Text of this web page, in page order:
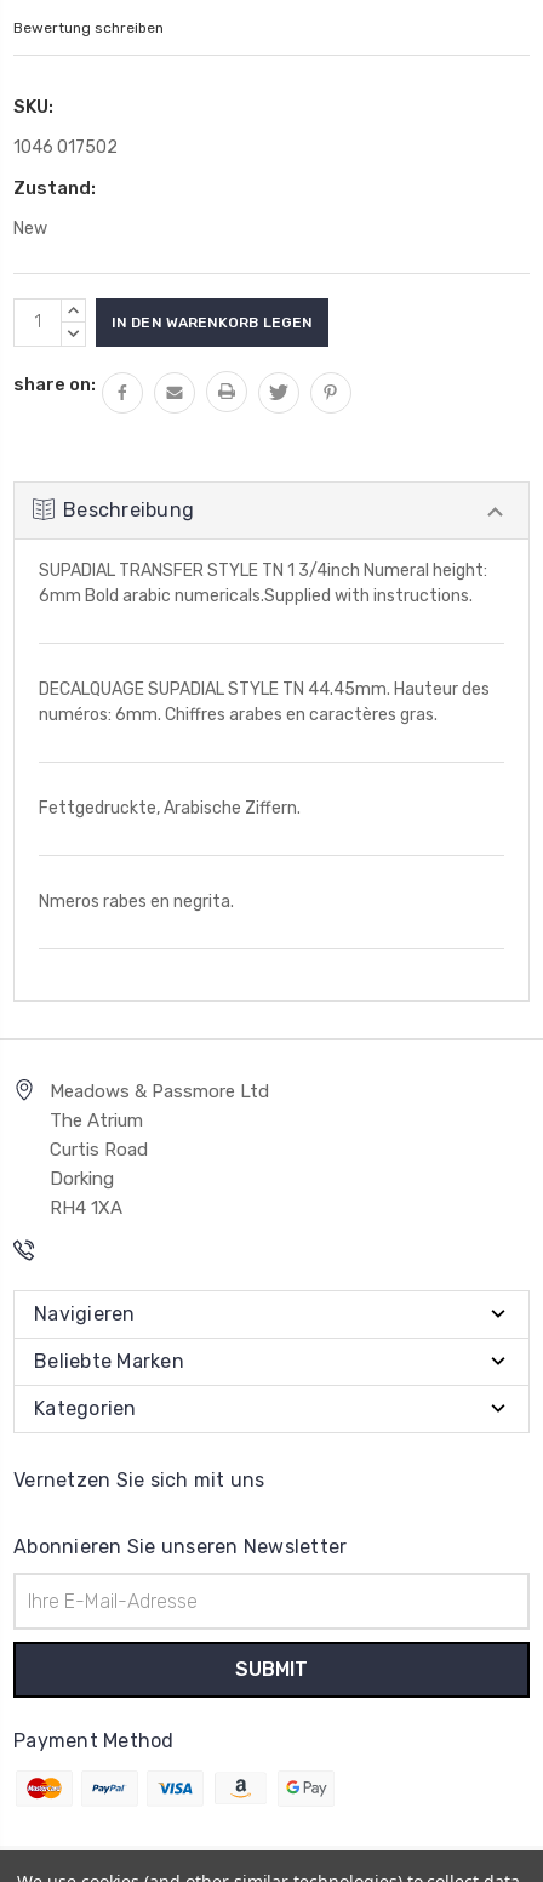
Bewertung schreiben
SKU:
1046 017502
Zustand:
New
Aktueller
Lagerbestand:
MENGE
VON
ERHÖHEN
MENGE
UNDEFINED
VERRINGERN
share on:
Beschreibung
SUPADIAL TRANSFER STYLE TN 1 3/4inch Numeral height:
6mm Bold arabic numericals.Supplied with instructions.
DECALQUAGE SUPADIAL STYLE TN 44.45mm. Hauteur des
numéros: 6mm. Chiffres arabes en caractères gras.
Fettgedruckte, Arabische Ziffern.
Nmeros rabes en negrita.
Meadows & Passmore Ltd
The Atrium
Curtis Road
Dorking
RH4 1XA
Navigieren
Beliebte Marken
Kategorien
Vernetzen Sie sich mit uns
Abonnieren Sie unseren Newsletter
Mail-
Adresse
Payment Method